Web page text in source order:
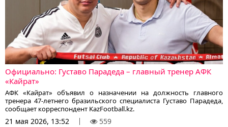
Официально: Густаво Парадеда – главный тренер АФК
«Кайрат»
АФК «Кайрат» объявил о назначении на должность главного
тренера 47-летнего бразильского специалиста Густаво Парадеда,
сообщает корреспондент KazFootball.kz.
21 мая 2026, 13:52 559